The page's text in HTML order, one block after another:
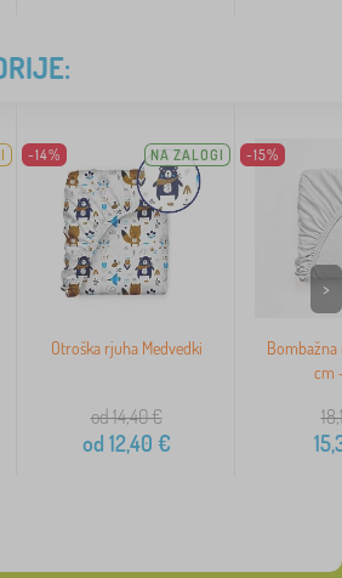
-14% NA ZALOGI
Otroška rjuha Medvedki
od 14,40€
od 12,40 €
-15%
Bombažna
cm
>